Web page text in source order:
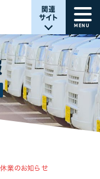
関連
サイト
MENU
業のお知らせ